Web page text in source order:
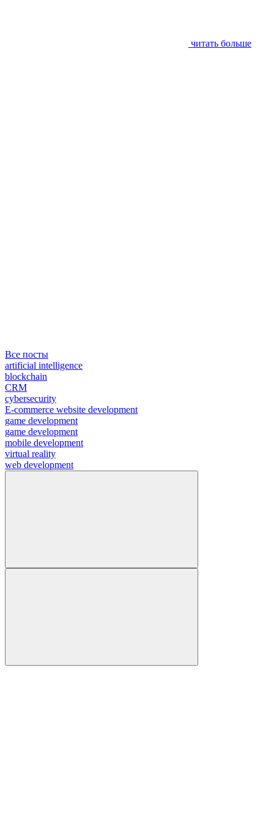
читать больше
Все посты
artificial intelligence
blockchain
CRM
cybersecurity
E-commerce website development
game development
game development
mobile development
virtual reality
web development